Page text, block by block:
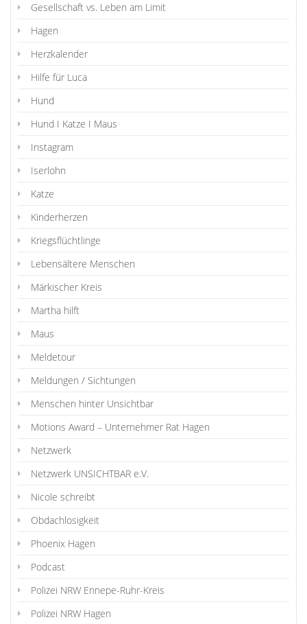
Gesellschaft vs. Leben am Limit
Hagen
Herzkalender
Hilfe für Luca
Hund
Hund I Katze I Maus
Instagram
Iserlohn
Katze
Kinderherzen
Kriegsflüchtlinge
Lebensältere Menschen
Märkischer Kreis
Martha hilft
Maus
Meldetour
Meldungen / Sichtungen
Menschen hinter Unsichtbar
Motions Award – Unternehmer Rat Hagen
Netzwerk
Netzwerk UNSICHTBAR e.V.
Nicole schreibt
Obdachlosigkeit
Phoenix Hagen
Podcast
Polizei NRW Ennepe-Ruhr-Kreis
Polizei NRW Hagen